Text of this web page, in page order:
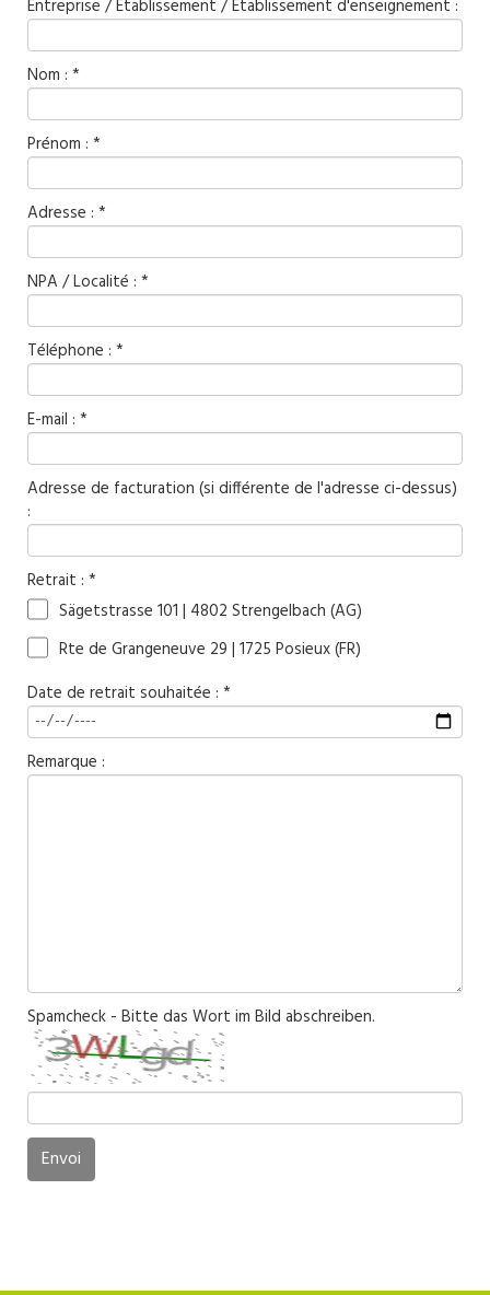
Entreprise / Établissement / Établissement d'enseignement :
Nom : *
Prénom : *
Adresse : *
NPA / Localité : *
Téléphone : *
E-mail : *
Adresse de facturation (si différente de l'adresse ci-dessus)
:
Retrait : *
Sägetstrasse 101 | 4802 Strengelbach (AG)
Rte de Grangeneuve 29 | 1725 Posieux (FR)
Date de retrait souhaitée : *
Remarque :
Spamcheck - Bitte das Wort im Bild abschreiben.
Envoi